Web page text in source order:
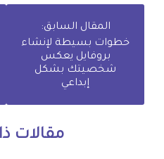
المقال السابق:
خطوات بسيطة لإنشاء
بروفايل يعكس
شخصيتك بشكل
إبداعي
مقالات